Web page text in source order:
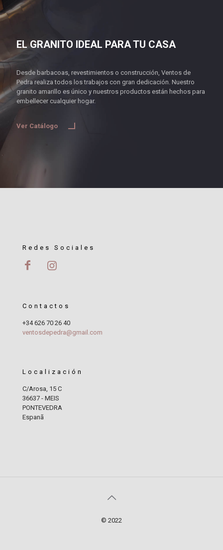
EL GRANITO IDEAL PARA TU CASA
Desde barbacoas, revestimientos o construcción, Ventos de
Pedra realiza todos los trabajos con gran dedicación. Nuestro
granito amarillo es único y nuestros productos están hechos para
embellecer cualquier hogar.
Ver Catálogo
Redes Sociales
Contactos
+34 626 70 26 40
ventosdepedra@gmail.com
Localización
C/Arosa, 15 C
36637 - MEIS
PONTEVEDRA
Espanã
© 2022